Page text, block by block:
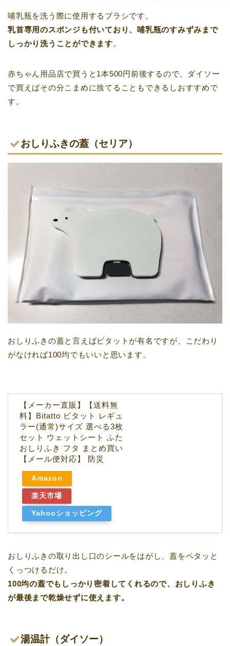
哺乳瓶を洗う際に使用するブラシです。
乳首専用のスポンジも付いており、哺乳瓶のすみずみまで
しっかり洗うことができます。
赤ちゃん用品店で買うと1本500円前後するので、ダイソー
で買えばその分こまめに捨てることもできるしおすすめで
す。
おしりふきの蓋（セリア）
おしりふきの蓋と言えばビタットが有名ですが、こだわり
がなければ100均でもいいと思います。
【メーカー直販】【送料無
料】Bitatto ビタット レギュ
ラー(通常)サイズ 選べる3枚
セット ウェットシート ふた
おしりふき フタ まとめ買い
【メール便対応】 防災
Amazon
楽天市場
Yahooショッピング
おしりふきの取り出し口のシールをはがし、蓋をペタッと
くっつけるだけ。
100均の蓋でもしっかり密着してくれるので、おしりふき
が最後まで乾燥せずに使えます。
湯温計（ダイソー）